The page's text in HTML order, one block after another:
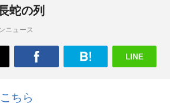
蛇の列
ニュース
ちら